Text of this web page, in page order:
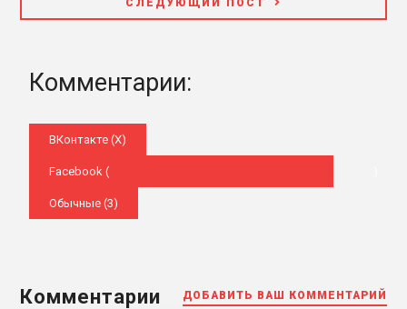
Комментарии:
ВКонтакте (X)
Facebook (
Обычные (3)
Комментарии ДОБАВИТЬ ВАШ КОММЕНТАРИЙ